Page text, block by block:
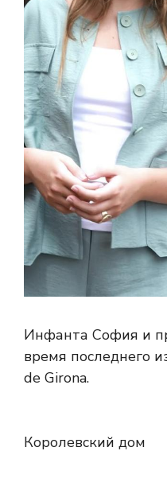
Инфанта София и
время последнего
de Girona.
Королевский дом